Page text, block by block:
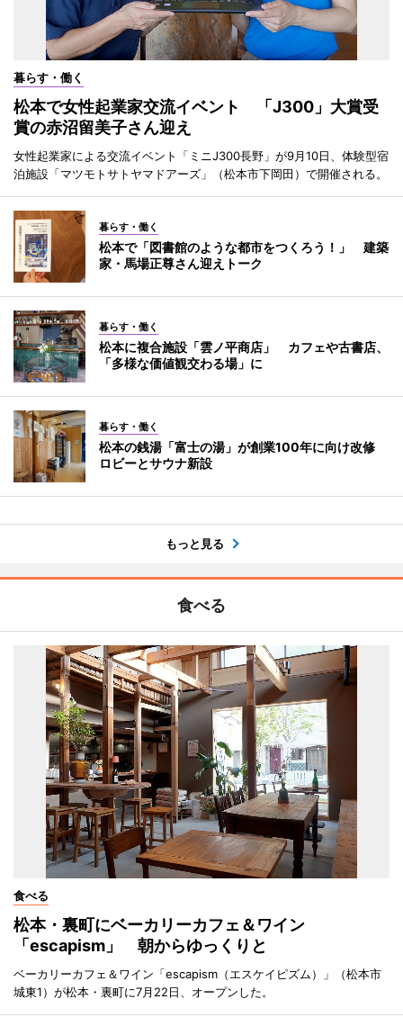
暮らす・働く
松本で女性起業家交流イベント 「J300」大賞受
賞の赤沼留美子さん迎え
女性起業家による交流イベント「ミニJ300長野」が9月10日、体験型宿
泊施設「マツモトサトヤマドアーズ」（松本市下岡田）で開催される。
暮らす・働く
松本で「図書館のような都市をつくろう！」 建築
家・馬場正尊さん迎えトーク
暮らす・働く
松本に複合施設「雲ノ平商店」 カフェや古書店、
「多様な価値観交わる場」に
暮らす・働く
松本の銭湯「富士の湯」が創業100年に向け改修
ロビーとサウナ新設
もっと見る
食べる
食べる
松本・裏町にベーカリーカフェ＆ワイン
「escapism」 朝からゆっくりと
ベーカリーカフェ＆ワイン「escapism（エスケイピズム）」（松本市
城東1）が松本・裏町に7月22日、オープンした。